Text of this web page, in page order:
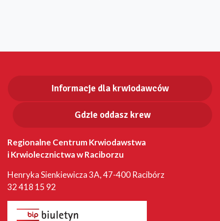
Informacje dla krwiodawców
Gdzie oddasz krew
Regionalne Centrum Krwiodawstwa
i Krwiolecznictwa w Raciborzu
Henryka Sienkiewicza 3A, 47-400 Racibórz
32 418 15 92